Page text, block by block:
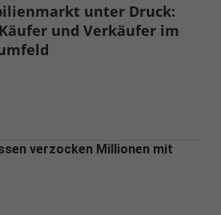
unter Druck:
und Verkäufer im
verzocken Millionen mit